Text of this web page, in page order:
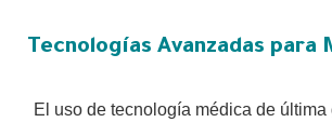
Tecnologías Avanzadas para
El uso de tecnología médica de